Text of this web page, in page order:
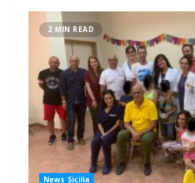
2 MIN READ
News Sicilia